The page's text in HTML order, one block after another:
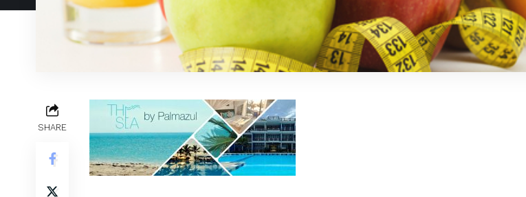
SHARE